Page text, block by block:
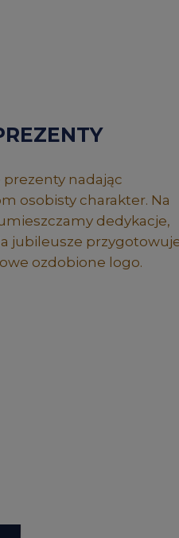
nadając
osobisty charakter. Na
dedykacje,
jubileusze
ozdobione logo.